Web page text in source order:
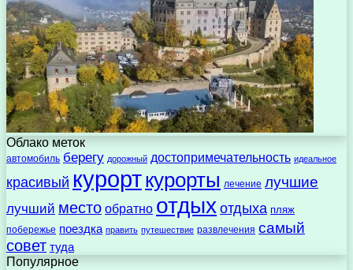
Облако меток
автомобиль берегу дорожный достопримечательность идеальное
красивый курорткурорты лечение лучшие
лучший место обратно отдыхотдыха пляж
побережье поездка править путешествие развлечения самый
совет туда
Популярное